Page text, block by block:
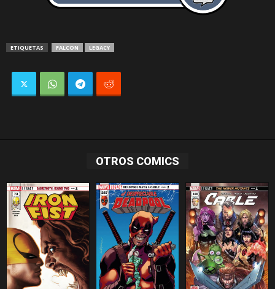
ETIQUETAS FALCON LEGACY
OTROS COMICS